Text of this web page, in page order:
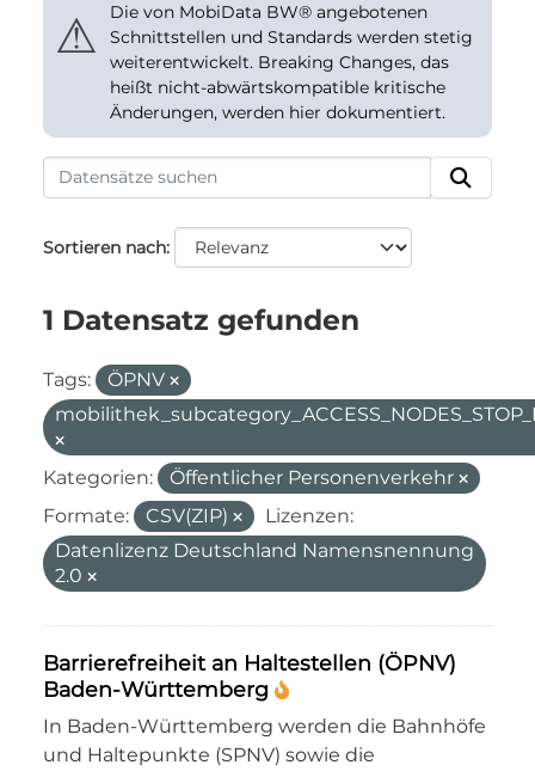
⚠
Die von MobiData BW® angebotenen
Schnittstellen und Standards werden stetig
weiterentwickelt. Breaking Changes, das
heißt nicht-abwärtskompatible kritische
Änderungen, werden hier dokumentiert.
Sortieren nach
1 Datensatz gefunden
Tags:
ÖPNV
Kategorien:
Öffentlicher Personenverkehr
Formate:
CSV(ZIP)
Lizenzen:
Datenlizenz Deutschland Namensnennung
2.0
Barrierefreiheit an Haltestellen (ÖPNV)
Baden-Württemberg
In Baden-Württemberg werden die Bahnhöfe
und Haltepunkte (SPNV) sowie die